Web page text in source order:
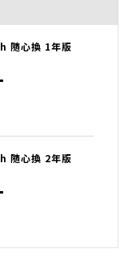
心換 1年版
心換 2年版